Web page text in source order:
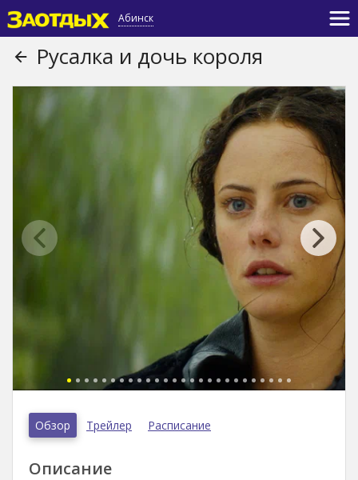
Абинск
Русалка и дочь короля
Обзор Трейлер Расписание
Описание